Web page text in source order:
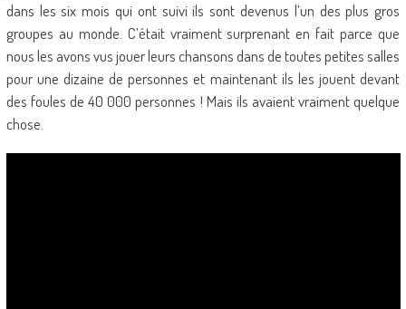
dans les six mois qui ont suivi ils sont devenus l’un des plus gros
groupes au monde. C’était vraiment surprenant en fait parce que
nous les avons vus jouer leurs chansons dans de toutes petites salles
pour une dizaine de personnes et maintenant ils les jouent devant
des foules de 40 000 personnes ! Mais ils avaient vraiment quelque
chose.